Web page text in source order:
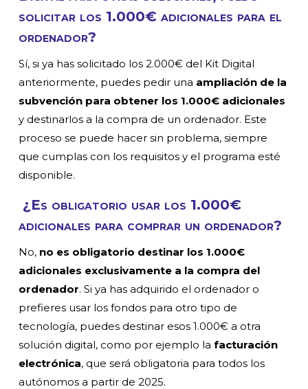
solicitar los 1.000€ adicionales para el
ordenador?
Sí, si ya has solicitado los 2.000€ del Kit Digital
anteriormente, puedes pedir una ampliación de la
subvención para obtener los 1.000€ adicionales
y destinarlos a la compra de un ordenador. Este
proceso se puede hacer sin problema, siempre
que cumplas con los requisitos y el programa esté
disponible.
¿Es obligatorio usar los 1.000€
adicionales para comprar un ordenador?
No, no es obligatorio destinar los 1.000€
adicionales exclusivamente a la compra del
ordenador. Si ya has adquirido el ordenador o
prefieres usar los fondos para otro tipo de
tecnología, puedes destinar esos 1.000€ a otra
solución digital, como por ejemplo lafacturación
electrónica, que será obligatoria para todos los
autónomos a partir de 2025.